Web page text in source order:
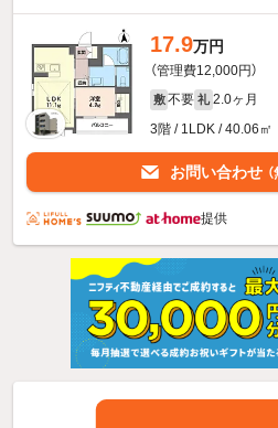
17.9万円
（管理費12,000円）
敷 不要 礼 2.0ヶ月
3階 / 1LDK / 40.06㎡
お問い合わせ
提供